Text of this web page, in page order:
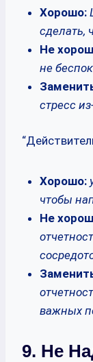
Хорошо:
сделать,
Не
не
стресс
Хорошо:
чтобы
Не
важных
9. Не